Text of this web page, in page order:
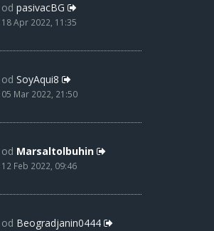
od pasivacBG
18 Apr 2022, 11:35
od SoyAqui8
05 Mar 2022, 21:50
od Marsaltolbuhin
12 Feb 2022, 09:46
od Beogradjanin0444